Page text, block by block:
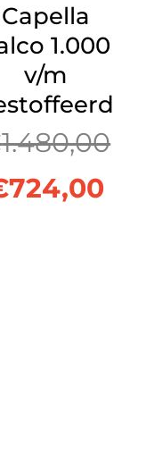
Capella
1.000
v/m
1.480,00
724,00